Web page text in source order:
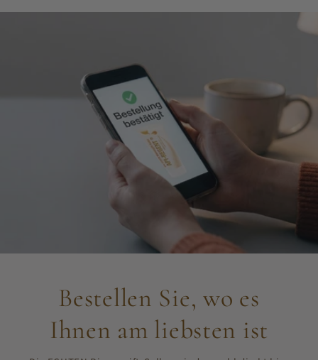
Bestellen Sie, wo es
Ihnen am liebsten ist